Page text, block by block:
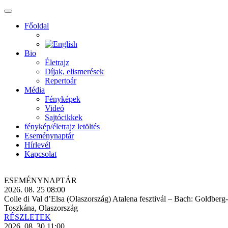
Főoldal
Bio
Életrajz
Díjak, elismerések
Repertoár
Média
Fényképek
Videó
Sajtócikkek
fénykép/életrajz letöltés
Eseménynaptár
Hírlevél
Kapcsolat
ESEMÉNY­NAPTÁR
2026. 08. 25 08:00
Colle di Val d’Elsa (Olaszország) Atalena fesztivál – Bach:
Toszkána, Olaszország
RÉSZLETEK
2026. 08. 30 11:00